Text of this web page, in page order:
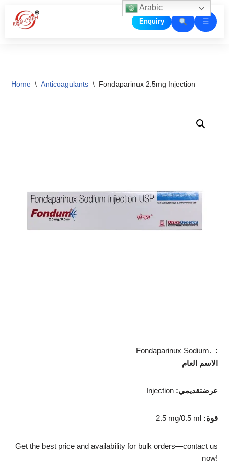
Skip
Enquiry ☰
Home \ Anticoagulants \ Fondaparinux 2.5mg Injection
Fondaparinux Sodium. :
الاسم العام
Injection :عرضتقديمي
2.5 mg/0.5 ml :قوة
Get the best price and availability for bulk orders—contact us
now!
Arabic